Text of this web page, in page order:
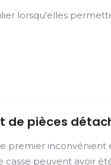
lorsqu'elles
de pièces
premier
casse peuvent avoir